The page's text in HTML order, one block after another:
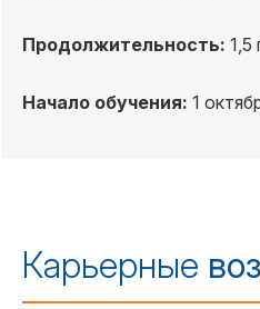
Продолжительность: 1,5
Начало обучения: 1
Карьерные